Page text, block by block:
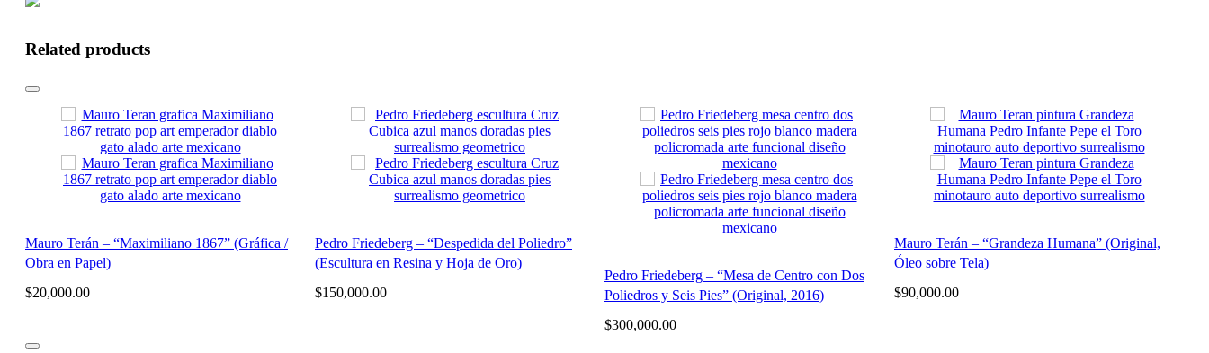
Related products
Mauro Terán – “Maximiliano 1867” (Gráfica /
Obra en Papel)
$20,000.00
Pedro Friedeberg – “Despedida del Poliedro”
(Escultura en Resina y Hoja de Oro)
$150,000.00
Pedro Friedeberg – “Mesa de Centro con Dos
Poliedros y Seis Pies” (Original, 2016)
$300,000.00
Mauro Terán – “Grandeza Humana” (Original,
Óleo sobre Tela)
$90,000.00